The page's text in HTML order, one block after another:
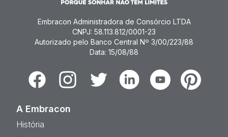
Embracon Administradora de Consórcio LTDA
CNPJ: 58.113.812/0001-23
Autorizado pelo Banco Central Nº 3/00/223/88
Data: 15/08/88
FacebookInstagramTwitter LinkedinYoutubePinterest
A Embracon
História